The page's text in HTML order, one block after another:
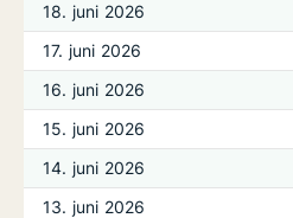
18. juni 2026
17. juni 2026
16. juni 2026
15. juni 2026
14. juni 2026
13. juni 2026